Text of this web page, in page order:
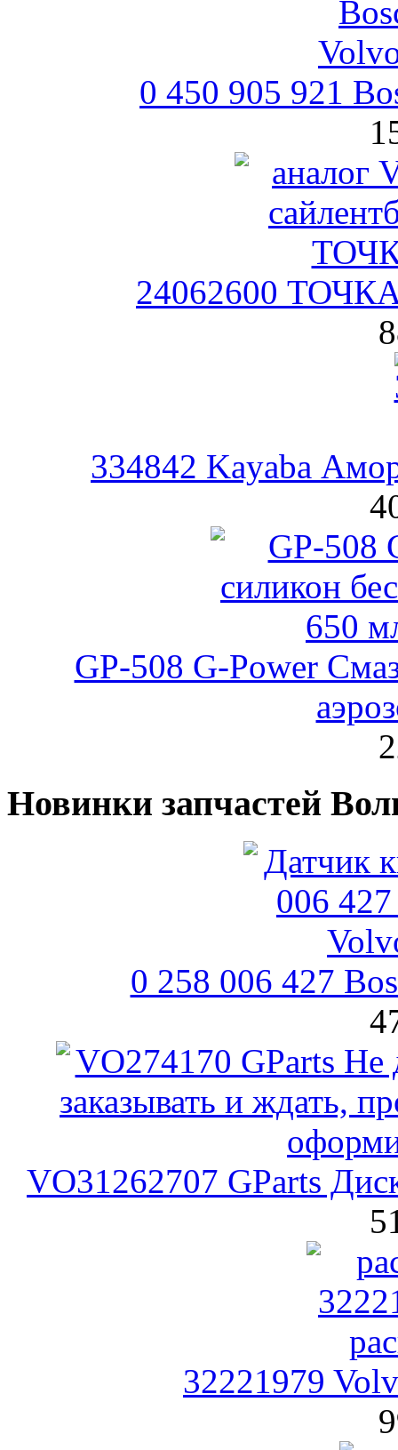
0 450 905 921
24062600
334842 Kayaba
GP-508 G-Power
Новинки запчастей
0 258 006 427
VO31262707 GParts
32221979